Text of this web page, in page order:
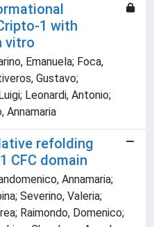
1 with
vitro
Emanuela; Foca,
Gustavo;
Leonardi, Antonio;
Annamaria
refolding
CFC domain
Annamaria;
Severino, Valeria;
Raimondo, Domenico;